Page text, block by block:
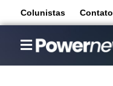
Colunistas Contato